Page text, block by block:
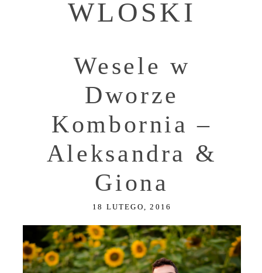
WLOSKI
Wesele w
Dworze
Kombornia –
Aleksandra &
Giona
18 LUTEGO, 2016